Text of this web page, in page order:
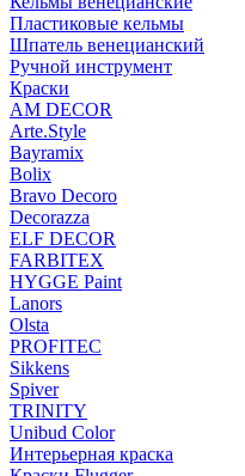
Пластиковые кельмы
Шпатель венецианский
Ручной инструмент
Краски
AM DECOR
Arte.Style
Bayramix
Bolix
Bravo Decoro
Decorazza
ELF DECOR
FARBITEX
HYGGE Paint
Lanors
Olsta
PROFITEC
Sikkens
Spiver
TRINITY
Unibud Color
Интерьерная краска